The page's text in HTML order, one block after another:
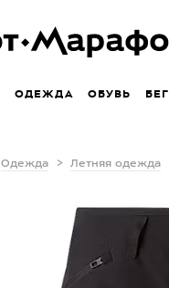
ОДЕЖДА ОБУВЬ БЕГ
Одежда Летняя одежда